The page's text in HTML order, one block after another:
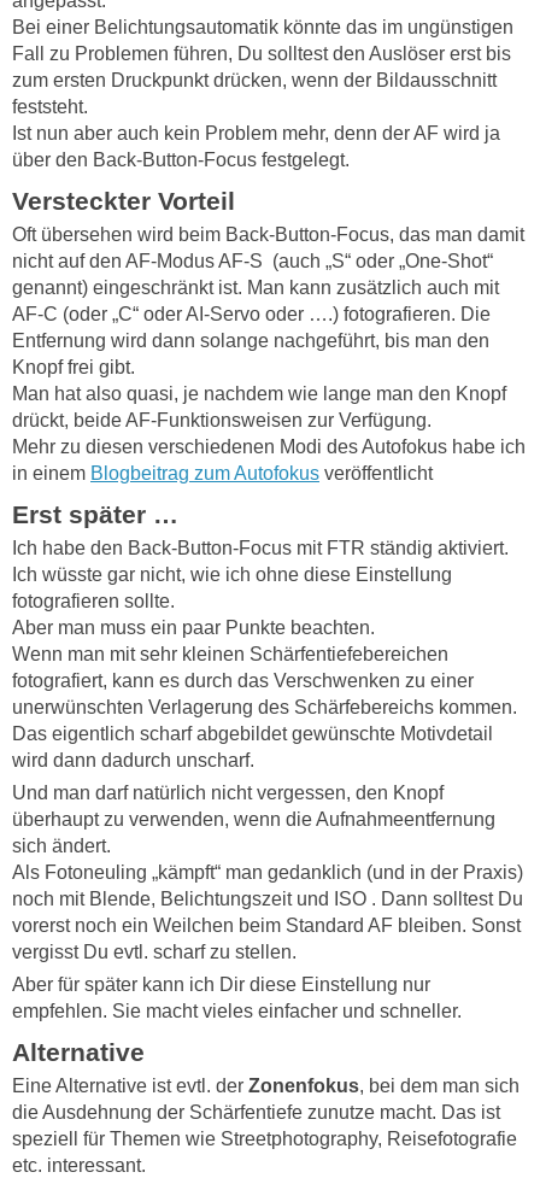
Bei einer Belichtungsautomatik könnte das im ungünstigen
Fall zu Problemen führen, Du solltest den Auslöser erst bis
zum ersten Druckpunkt drücken, wenn der Bildausschnitt
feststeht.
Ist nun aber auch kein Problem mehr, denn der AF wird ja
über den Back-Button-Focus festgelegt.
Versteckter Vorteil
Oft übersehen wird beim Back-Button-Focus, das man damit
nicht auf den AF-Modus AF-S (auch „S“ oder „One-Shot“
genannt) eingeschränkt ist. Man kann zusätzlich auch mit
AF-C (oder „C“ oder AI-Servo oder ….) fotografieren. Die
Entfernung wird dann solange nachgeführt, bis man den
Knopf frei gibt.
Man hat also quasi, je nachdem wie lange man den Knopf
drückt, beide AF-Funktionsweisen zur Verfügung.
Mehr zu diesen verschiedenen Modi des Autofokus habe ich
in einem Blogbeitrag zum Autofokus veröffentlicht
Erst später …
Ich habe den Back-Button-Focus mit FTR ständig aktiviert.
Ich wüsste gar nicht, wie ich ohne diese Einstellung
fotografieren sollte.
Aber man muss ein paar Punkte beachten.
Wenn man mit sehr kleinen Schärfentiefebereichen
fotografiert, kann es durch das Verschwenken zu einer
unerwünschten Verlagerung des Schärfebereichs kommen.
Das eigentlich scharf abgebildet gewünschte Motivdetail
wird dann dadurch unscharf.
Und man darf natürlich nicht vergessen, den Knopf
überhaupt zu verwenden, wenn die Aufnahmeentfernung
sich ändert.
Als Fotoneuling „kämpft“ man gedanklich (und in der Praxis)
noch mit Blende, Belichtungszeit und ISO . Dann solltest Du
vorerst noch ein Weilchen beim Standard AF bleiben. Sonst
vergisst Du evtl. scharf zu stellen.
Aber für später kann ich Dir diese Einstellung nur
empfehlen. Sie macht vieles einfacher und schneller.
Alternative
Eine Alternative ist evtl. der Zonenfokus, bei dem man sich
die Ausdehnung der Schärfentiefe zunutze macht. Das ist
speziell für Themen wie Streetphotography, Reisefotografie
etc. interessant.